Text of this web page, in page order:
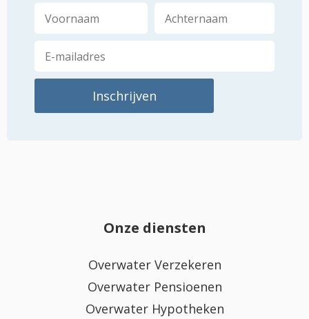
Onze diensten
Overwater Verzekeren
Overwater Pensioenen
Overwater Hypotheken